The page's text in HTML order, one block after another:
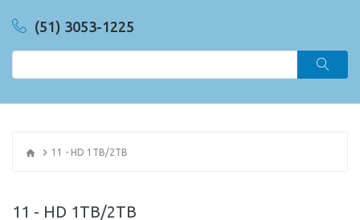
(51) 3053-1225
11 - HD 1TB/2TB
11 - HD 1TB/2TB